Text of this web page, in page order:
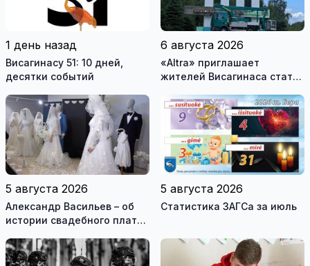
1 день назад
Висагинасу 51: 10 дней,
десятки событий
6 августа 2026
«Altra» приглашает
жителей Висагинаса стать
обновлённой стелы
5 августа 2026
Александр Васильев – об
истории свадебного платья
истории моды (видео)
5 августа 2026
Статистика ЗАГСа за июль